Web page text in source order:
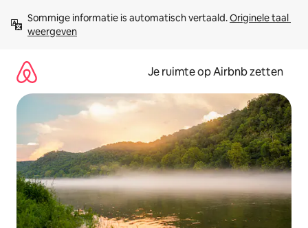
direct
naar
Sommige informatie is automatisch vertaald. Originele taal
weergeven
Je ruimte op Airbnb zetten